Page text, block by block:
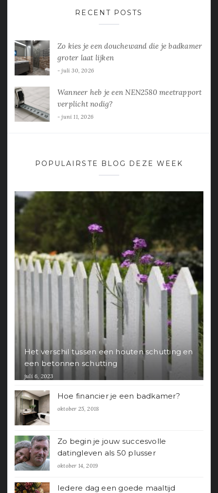
RECENT POSTS
Zo kies je een douchewand die je badkamer
groter laat lijken
juli 30, 2026
Wanneer heb je een NEN2580 meetrapport
verplicht nodig?
juni 11, 2026
POPULAIRSTE BLOG DEZE WEEK
Het verschil tussen een houten schutting en
een betonnen schutting
juli 6, 2023
Hoe financier je een badkamer?
oktober 25, 2018
Zo begin je jouw succesvolle
datingleven als 50 plusser
oktober 14, 2019
Iedere dag een goede maaltijd